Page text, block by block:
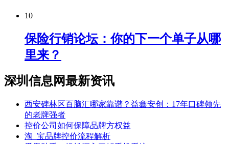
10
保险行销论坛：你的下一个单子从哪
里来？
深圳信息网最新资讯
西安碑林区百脑汇哪家靠谱？益鑫安创：17年口碑领先
的老牌强者
控价公司如何保障品牌方权益
淘_宝品牌控价流程解析